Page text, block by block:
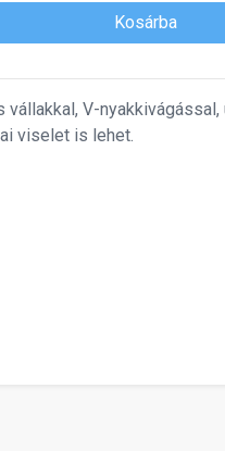
Kosárba
V-nyakkivágással,
viselet is lehet.